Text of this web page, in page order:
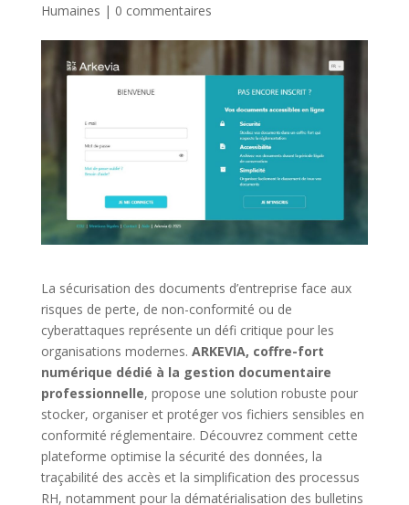
Humaines | 0 commentaires
La sécurisation des documents d’entreprise face aux
risques de perte, de non-conformité ou de
cyberattaques représente un défi critique pour les
organisations modernes. ARKEVIA, coffre-fort
numérique dédié à la gestion documentaire
professionnelle, propose une solution robuste pour
stocker, organiser et protéger vos fichiers sensibles en
conformité réglementaire. Découvrez comment cette
plateforme optimise la sécurité des données, la
traçabilité des accès et la simplification des processus
RH, notamment pour la dématérialisation des bulletins